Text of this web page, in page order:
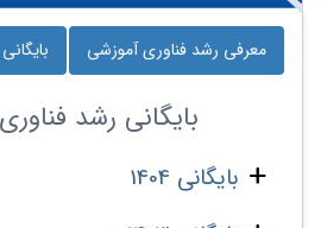
معرفی رشد فناوری آموزشی
بایگانی رشد
بایگانی 1404